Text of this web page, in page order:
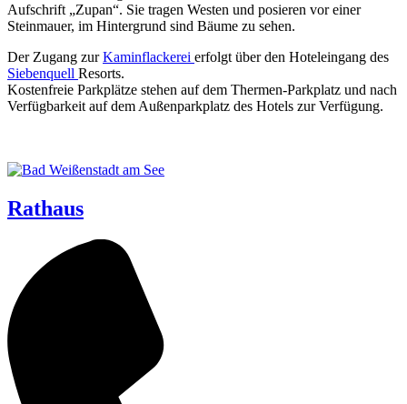
Der Zugang zurKamin­fla­cke­rei erfolgt über den Hotel­ein­gang des
Sie­ben­quell Resorts.
Kos­ten­freie Park­plät­ze ste­hen auf dem Ther­men-Park­platz und nach
Ver­füg­bar­keit auf dem Außen­park­platz des Hotels zur Verfügung.
Rathaus